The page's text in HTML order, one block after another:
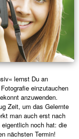
lernst Du an
einzutauchen
anzuwenden.
Zeit, um das Gelernte
man auch erst nach
noch hat: die
nächsten Termin!